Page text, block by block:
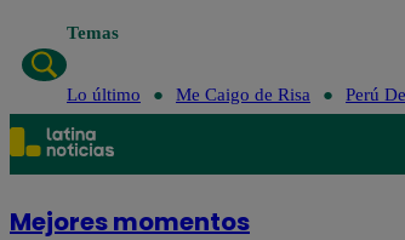
Temas
Lo último Me Caigo de Risa Perú
Mejores momentos